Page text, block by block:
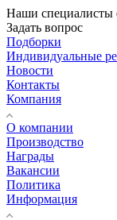
Наши специалисты
Задать вопрос
Подборки
Индивидуальные
Новости
Контакты
Компания
О компании
Производство
Награды
Вакансии
Политика
Информация